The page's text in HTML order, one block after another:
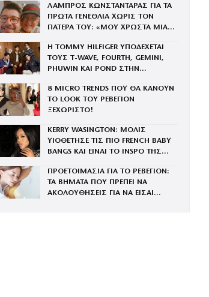
ΛΑΜΠΡΟΣ ΚΩΝΣΤΑΝΤΑΡΑΣ ΓΙΑ ΤΑ
ΠΡΩΤΑ ΓΕΝΕΘΛΙΑ ΧΩΡΙΣ ΤΟΝ
ΠΑΤΕΡΑ ΤΟΥ: «ΜΟΥ ΧΡΩΣΤΑ ΜΙΑ
Η TOMMY HILFIGER ΥΠΟΔΕΧΕΤΑΙ
ΤΟΥΣ Τ-WAVE, FOURTH, GEMINI,
PHUWIN ΚΑΙ POND ΣΤΗΝ
8 MICRO TRENDS ΠΟΥ ΘΑ ΚΑΝΟΥΝ
ΤΟ LOOK ΤΟΥ ΡΕΒΕΓΙΟΝ
ΞΕΧΩΡΙΣΤΟ!
KERRY WASINGTON: ΜΟΛΙΣ
ΥΙΟΘΕΤΗΣΕ ΤΙΣ ΠΙΟ FRENCH BABY
BANGS ΚΑΙ ΕΙΝΑΙ ΤΟ INSPO ΤΗΣ
ΠΡΟΕΤΟΙΜΑΣΙΑ ΓΙΑ ΤΟ ΡΕΒΕΓΙΟΝ:
ΤΑ ΒΗΜΑΤΑ ΠΟΥ ΠΡΕΠΕΙ ΝΑ
ΑΚΟΛΟΥΘΗΣΕΙΣ ΓΙΑ ΝΑ ΕΙΣΑΙ